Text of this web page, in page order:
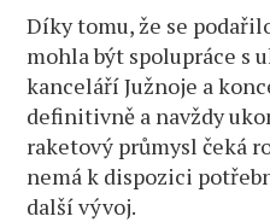
Díky tomu, že se
mohla být spolupráce s
kanceláří Južnoje a
definitivně a navždy
raketový průmysl čeká
nemá k dispozici
další vývoj.